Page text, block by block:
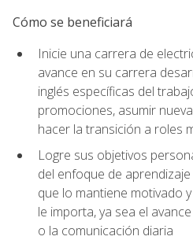
Cómo se beneficiará
Inicie una carrera de
avance en su carrera
inglés específicas del
promociones, asumir
hacer la transición a roles
Logre sus objetivos
del enfoque de
que lo mantiene motivado
le importa, ya sea el
o la comunicación diaria